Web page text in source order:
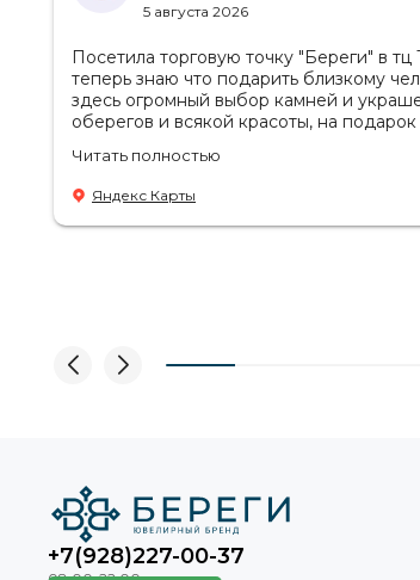
5 августа 2026
Посетила торговую точку "Береги" в тц Талер и
теперь знаю что подарить близкому
здесь огромный выбор камней и
оберегов и всякой красоты, на подарок
пользой! Продавцы-консультанты
дадут подсказки на что обратить
Приветливый персонал.
Читать полностью
Яндекс Карты
+7(928)227-00-37